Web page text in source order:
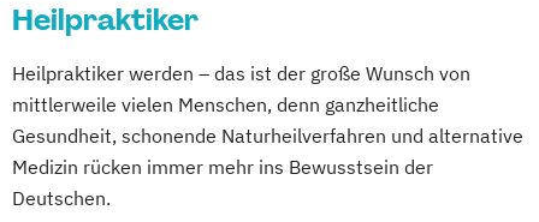
Heilpraktiker
Heilpraktiker werden – das ist der große Wunsch von
mittlerweile vielen Menschen, denn ganzheitliche
Gesundheit, schonende Naturheilverfahren und alternative
Medizin rücken immer mehr ins Bewusstsein der
Deutschen.